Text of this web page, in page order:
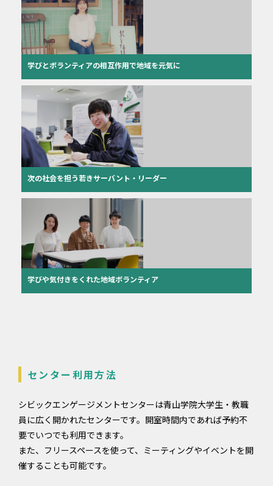
学びとボランティアの相互作用で地域を元気に
次の社会を担う若きサーバント・リーダー
学びや気付きをくれた地域ボランティア
センター利用方法
シビックエンゲージメントセンターは青山学院大学生・教職
員に広く開かれたセンターです。開室時間内であれば予約不
要でいつでも利用できます。
また、フリースペースを使って、ミーティングやイベントを開
催することも可能です。